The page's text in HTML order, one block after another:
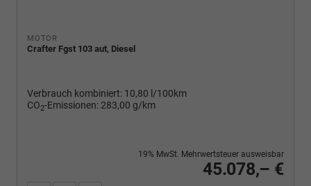
MOTOR
Crafter Fgst 103 aut, Diesel
Verbrauch kombiniert: 10,80 l/100km
CO2-Emissionen: 283,00 g/km
45.078,– €
19% MwSt. Mehrwertsteuer ausweisbar